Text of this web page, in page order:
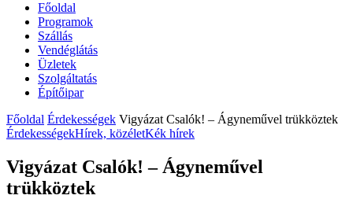
Főoldal
Programok
Szállás
Vendéglátás
Üzletek
Szolgáltatás
Építőipar
Főoldal Érdekességek Vigyázat Csalók! – Ágyneművel trükköztek
ÉrdekességekHírek, közéletKék hírek
Vigyázat Csalók! – Ágyneművel
trükköztek